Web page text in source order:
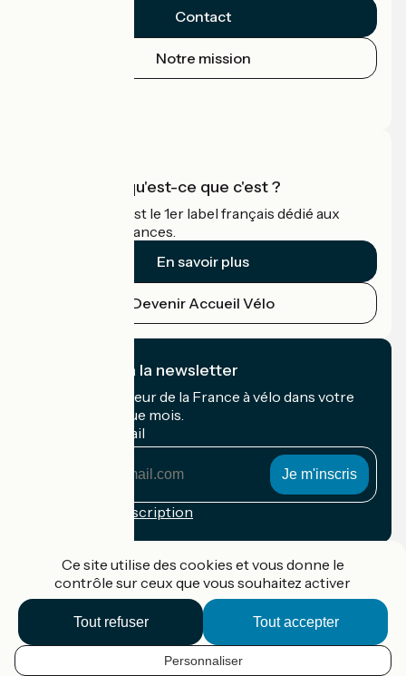
FR
Contact
Notre mission
Accueil Vélo qu'est-ce que c'est ?
Accueil Vélo c'est le 1er label français dédié aux
cyclistes en vacances.
En savoir plus
Devenir Accueil Vélo
Je m'abonne à la newsletter
Recevez le meilleur de la France à vélo dans votre
boîte mail chaque mois.
Mon adresse mail
Conditions d'inscription
Accueil Vélo Pro
Contact
Mentions légales
Ce site utilise des cookies et vous donne le
contrôle sur ceux que vous souhaitez activer
Tout accepter
Tout refuser
Personnaliser